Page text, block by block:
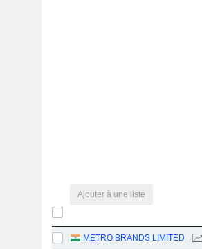
Ajouter à une liste
METRO BRANDS LIMITED